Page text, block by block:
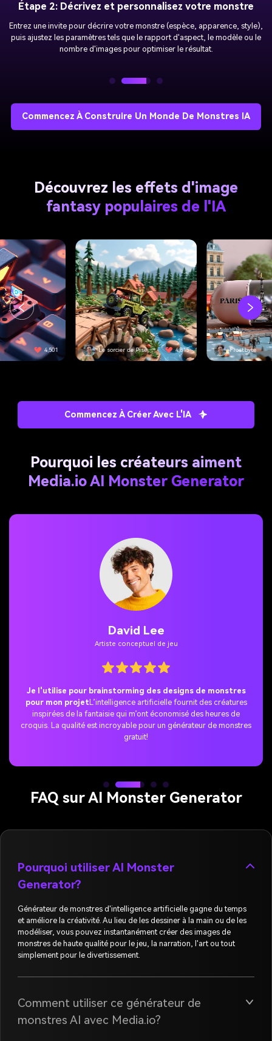
Étape 3: Générez et téléchargez des photos AI
Monster
Cliquez sur "Génération« Laissez l’IA créer votre monstre en quelques
secondes. Téléchargez instantanément des images de haute qualité et
Commencez À Construire Un Monde De Monstres IA
Découvrez les effets d'image
fantasy populaires de l'IA
Core
Commencez À Créer Avec L'IA
Pourquoi les créateurs aiment
Sophia Ramirez
Cet outil est parfait pour mes publications sur les réseaux
sociaux.J’ai transformé un simple portrait en une reine vampire
effrayante, et cela est immédiatement devenu l’une de mes images
de monstres les plus partagées.
Pourquoi utiliser AI Monster
Générateur de monstres d'intelligence artificielle gagne du temps
et améliore la créativité. Au lieu de les dessiner à la main ou de les
modéliser, vous pouvez instantanément créer des images de
monstres de haute qualité pour le jeu, la narration, l'art ou tout
Comment utiliser ce générateur de